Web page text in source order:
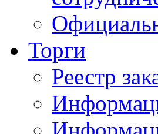
Торги
Реестр